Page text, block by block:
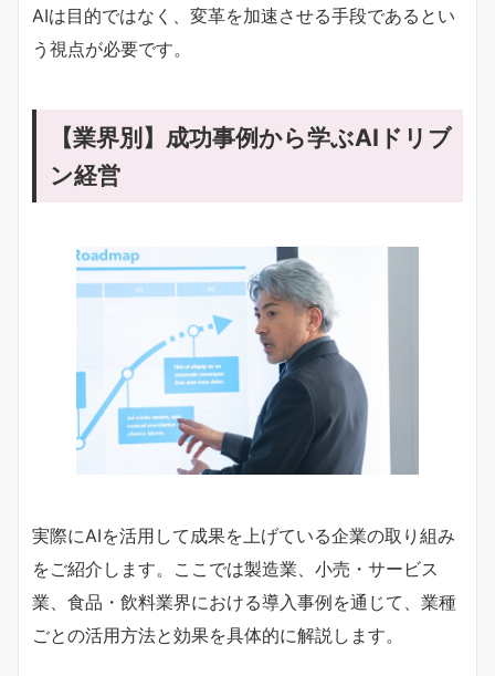
AIは目的ではなく、変革を加速させる手段であるとい
う視点が必要です。
【業界別】成功事例から学ぶAIドリブ
ン経営
実際にAIを活用して成果を上げている企業の取り組み
をご紹介します。ここでは製造業、小売・サービス
業、食品・飲料業界における導入事例を通じて、業種
ごとの活用方法と効果を具体的に解説します。